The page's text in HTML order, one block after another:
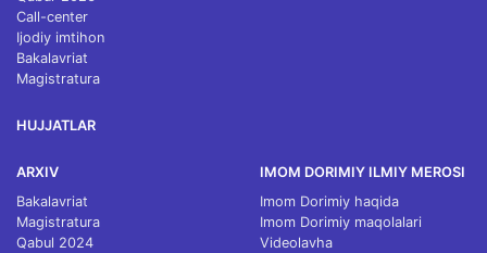
Call-center
Ijodiy imtihon
Bakalavriat
Magistratura
HUJJATLAR
ARXIV
Bakalavriat
Magistratura
Qabul 2024
IMOM DORIMIY ILMIY MEROSI
Imom Dorimiy haqida
Imom Dorimiy maqolalari
Videolavha